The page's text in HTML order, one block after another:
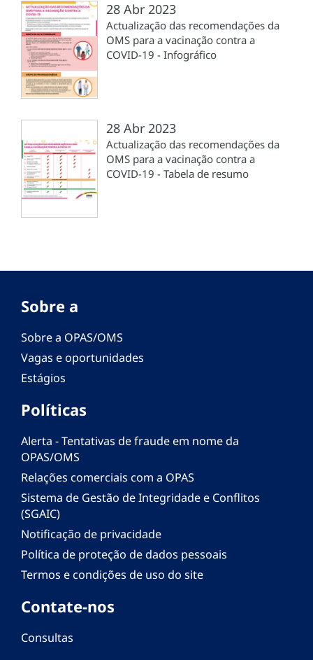
28 Abr 2023
Actualização das recomendações da
OMS para a vacinação contra a
COVID-19 - Infográfico
28 Abr 2023
Actualização das recomendações da
OMS para a vacinação contra a
COVID-19 - Tabela de resumo
Sobre a
Sobre a OPAS/OMS
Vagas e oportunidades
Estágios
Políticas
Alerta - Tentativas de fraude em nome da
OPAS/OMS
Relações comerciais com a OPAS
Sistema de Gestão de Integridade e Conflitos
(SGAIC)
Notificação de privacidade
Política de proteção de dados pessoais
Termos e condições de uso do site
Contate-nos
Consultas